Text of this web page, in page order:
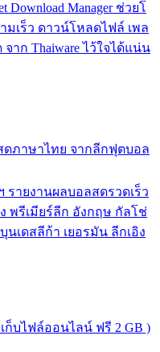
Manager ช่วยโ
มเร็ว ดาวน์โหลดไฟล์ เพล
าก Thaiware ไว้ใจได้แน่น
ดภาษาไทย จากลีกฟุตบอล
รายงานผลบอลสดรวดเร็ว
พรีเมียร์ลีก อังกฤษ กัลโช่
นเดสลีก้า เยอรมัน ลีกเอิง
ก็บไฟล์ออนไลน์ ฟรี 2 GB )